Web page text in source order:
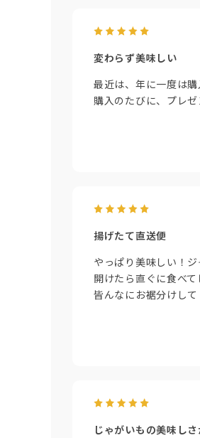
変わらず美味しい
最近は、年に一度は
購入のたびに、プレ
揚げたて直送便
やっぱり美味しい！
開けたら直ぐに食べ
皆んなにお裾分けし
じゃがいもの美味しさ